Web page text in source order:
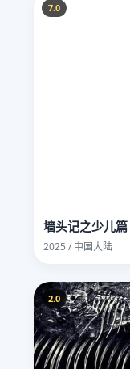
7.0
墙头记之少儿篇
2025 / 中国大陆
2.0